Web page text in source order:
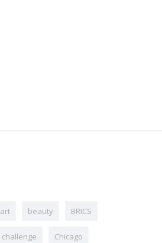
art beauty BRICS
challenge Chicago